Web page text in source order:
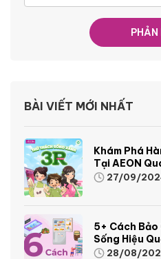
BÀI VIẾT MỚI NHẤT
Khám Phá
Tại AEON
Sinh Động Và
27/09/
5+ Cách Bảo
Sống Hiệu
28/08/